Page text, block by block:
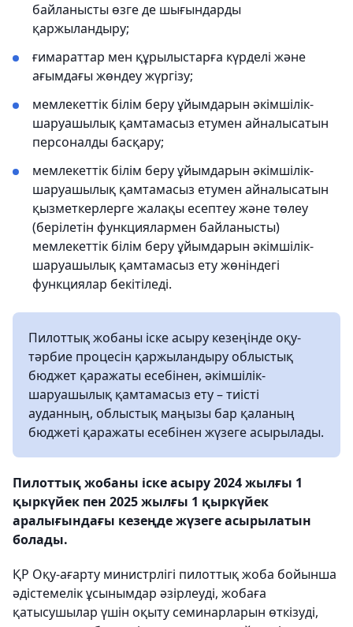
байланысты өзге де шығындарды
қаржыландыру;
ғимараттар мен құрылыстарға күрделі және
ағымдағы жөндеу жүргізу;
мемлекеттік білім беру ұйымдарын әкімшілік-
шаруашылық қамтамасыз етумен айналысатын
персоналды басқару;
мемлекеттік білім беру ұйымдарын әкімшілік-
шаруашылық қамтамасыз етумен айналысатын
қызметкерлерге жалақы есептеу және төлеу
(берілетін функциялармен байланысты)
мемлекеттік білім беру ұйымдарын әкімшілік-
шаруашылық қамтамасыз ету жөніндегі
функциялар бекітіледі.
Пилоттық жобаны іске асыру кезеңінде оқу-
тәрбие процесін қаржыландыру облыстық
бюджет қаражаты есебінен, әкімшілік-
шаруашылық қамтамасыз ету – тиісті
ауданның, облыстық маңызы бар қаланың
бюджеті қаражаты есебінен жүзеге асырылады.
Пилоттық жобаны іске асыру 2024 жылғы 1
қыркүйек пен 2025 жылғы 1 қыркүйек
аралығындағы кезеңде жүзеге асырылатын
болады.
ҚР Оқу-ағарту министрлігі пилоттық жоба бойынша
әдістемелік ұсынымдар әзірлеуді, жобаға
қатысушылар үшін оқыту семинарларын өткізуді,